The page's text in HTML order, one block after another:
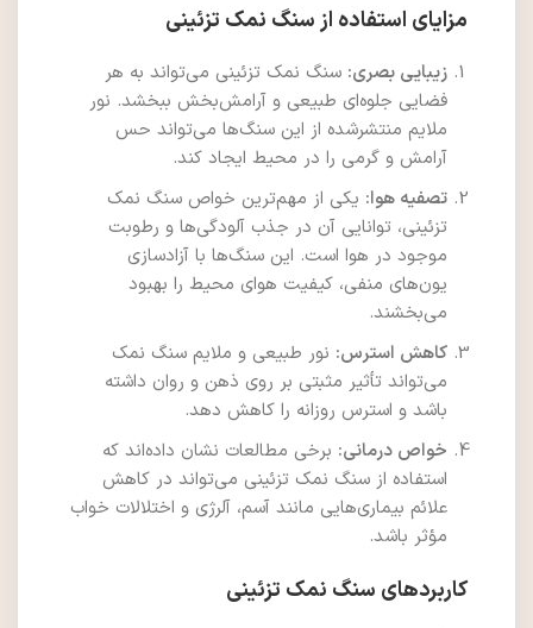
مزایای استفاده از سنگ نمک تزئینی
زیبایی بصری: سنگ نمک تزئینی می‌تواند به هر
فضایی جلوه‌ای طبیعی و آرامش‌بخش ببخشد. نور
ملایم منتشرشده از این سنگ‌ها می‌تواند حس
آرامش و گرمی را در محیط ایجاد کند.
تصفیه هوا: یکی از مهم‌ترین خواص سنگ نمک
تزئینی، توانایی آن در جذب آلودگی‌ها و رطوبت
موجود در هوا است. این سنگ‌ها با آزادسازی
یون‌های منفی، کیفیت هوای محیط را بهبود
می‌بخشند.
کاهش استرس: نور طبیعی و ملایم سنگ نمک
می‌تواند تأثیر مثبتی بر روی ذهن و روان داشته
باشد و استرس روزانه را کاهش دهد.
خواص درمانی: برخی مطالعات نشان داده‌اند که
استفاده از سنگ نمک تزئینی می‌تواند در کاهش
علائم بیماری‌هایی مانند آسم، آلرژی و اختلالات خواب
مؤثر باشد.
کاربردهای سنگ نمک تزئینی